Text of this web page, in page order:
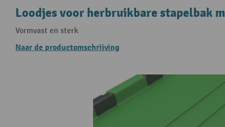
Loodjes voor herbruikbare stapelbak
Vormvast en sterk
Naar de productomschrijving